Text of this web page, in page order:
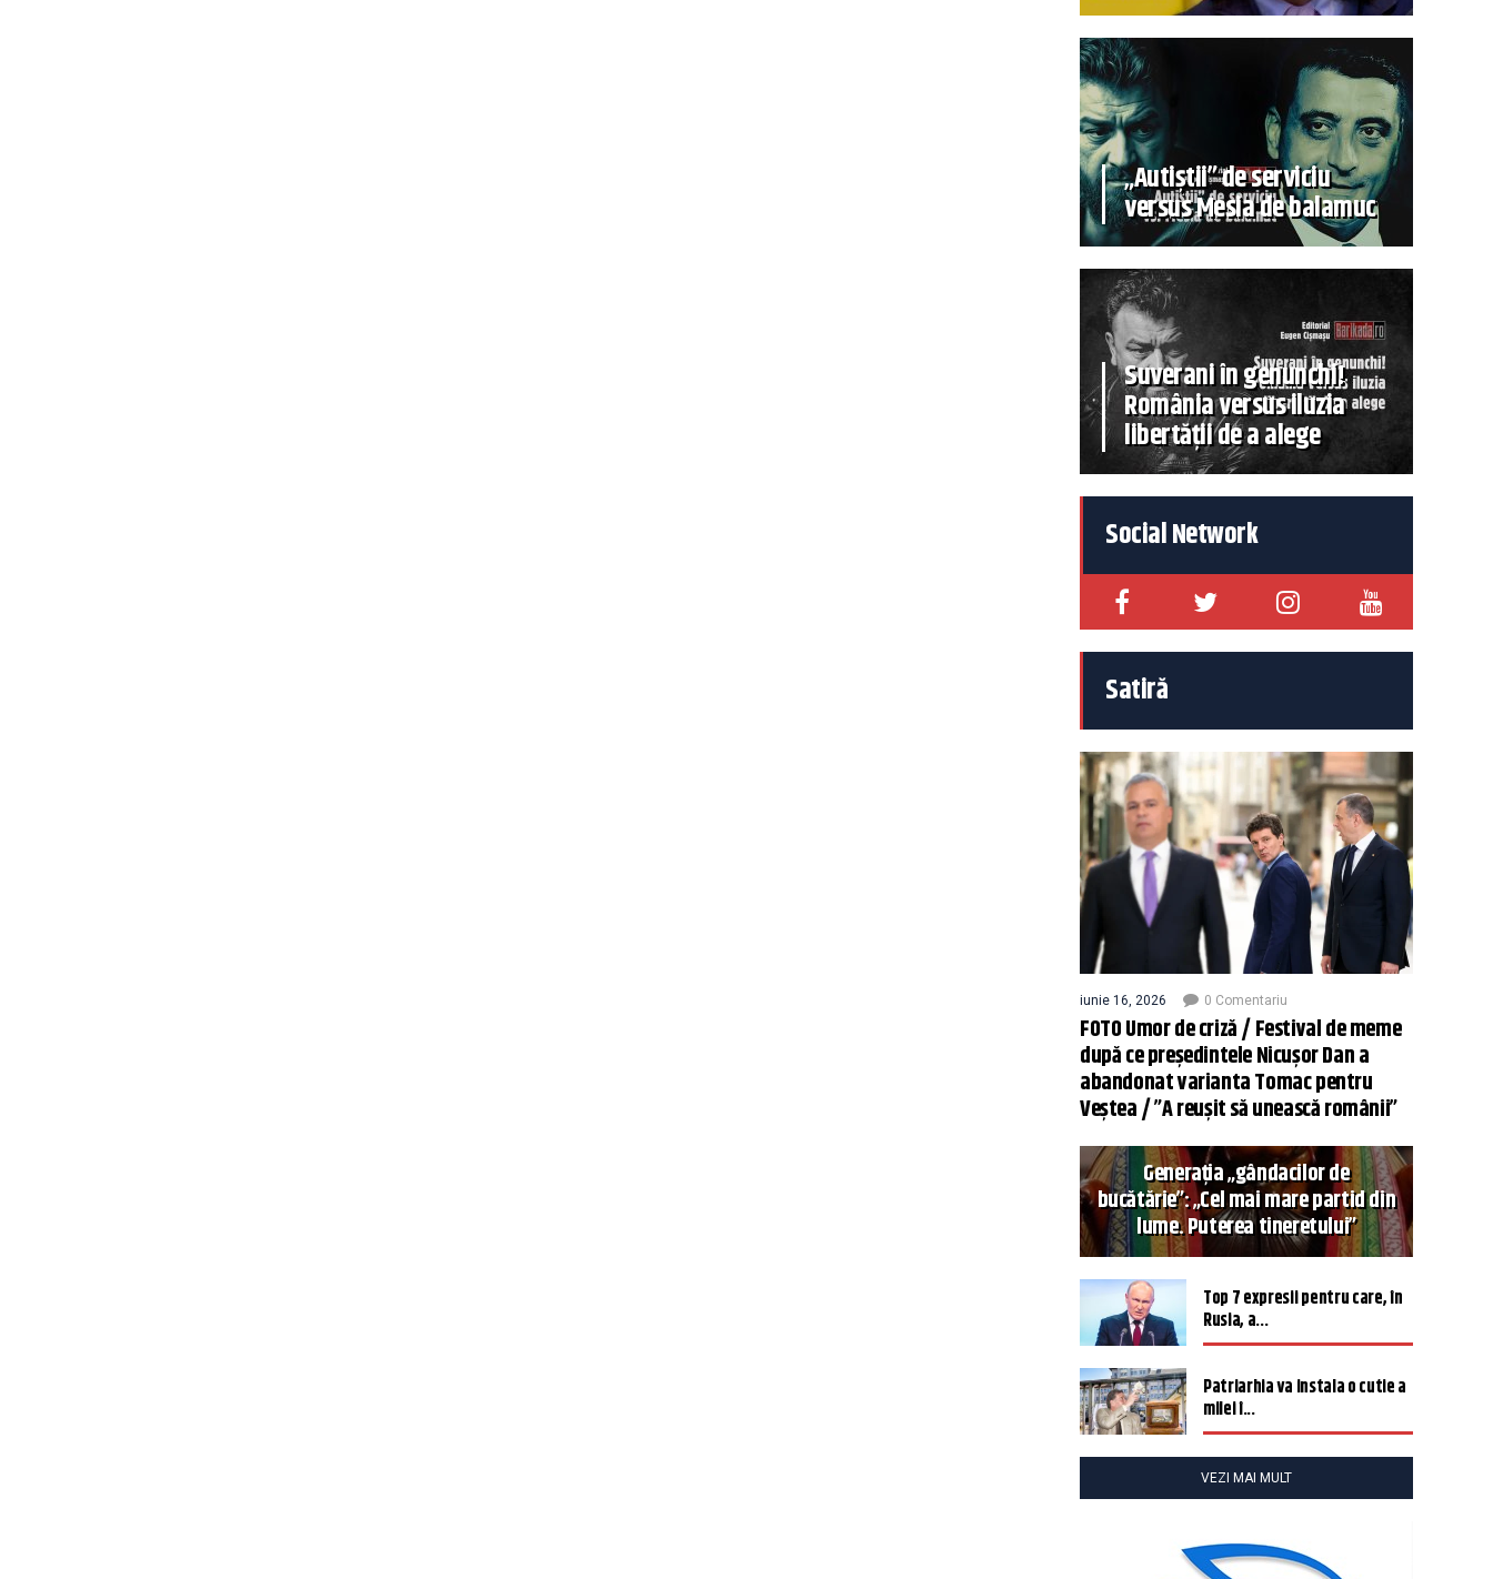
„Autiștii” de serviciu
versus Mesia de balamuc
Suverani în genunchi!
România versus iluzia
libertății de a alege
Social Network
Satiră
iunie 16, 2026 0 Comentariu
FOTO Umor de criză / Festival de meme
după ce președintele Nicușor Dan a
abandonat varianta Tomac pentru
Veștea / ”A reușit să unească românii”
Generația „gândacilor de
bucătărie”: „Cel mai mare partid din
lume. Puterea tineretului”
Top 7 expresii pentru care, în
Rusia, a...
Patriarhia va instala o cutie a
milei î...
VEZI MAI MULT